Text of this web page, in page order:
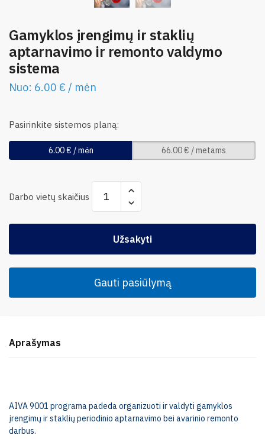
Gamyklos įrengimų ir staklių
aptarnavimo ir remonto valdymo
sistema
Nuo: 6.00 € / mėn
Pasirinkite sistemos planą:
6.00€ / mėn 66.00€ / metams
Darbo vietų skaičius
Užsakyti
Gauti pasiūlymą
Aprašymas
AIVA 9001 programa padeda organizuoti ir valdyti gamyklos
įrengimų ir staklių periodinio aptarnavimo bei avarinio remonto
darbus.